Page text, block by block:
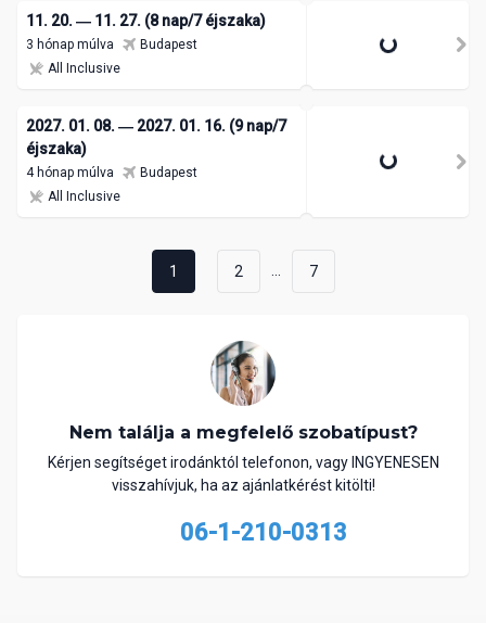
11. 20. ― 11. 27. (8 nap/7 éjszaka)
3 hónap múlva
Budapest
All Inclusive
2027. 01. 08. ― 2027. 01. 16. (9 nap/7
éjszaka)
4 hónap múlva
Budapest
All Inclusive
1 2 ... 7
Nem találja a megfelelő szobatípust?
Kérjen segítséget irodánktól telefonon, vagy INGYENESEN
visszahívjuk, ha az ajánlatkérést kitölti!
06-1-210-0313